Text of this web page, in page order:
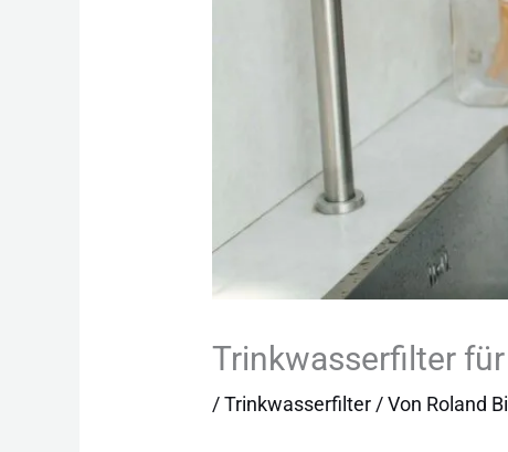
Trinkwasserfilter
/Trinkwasserfilter / Von Roland